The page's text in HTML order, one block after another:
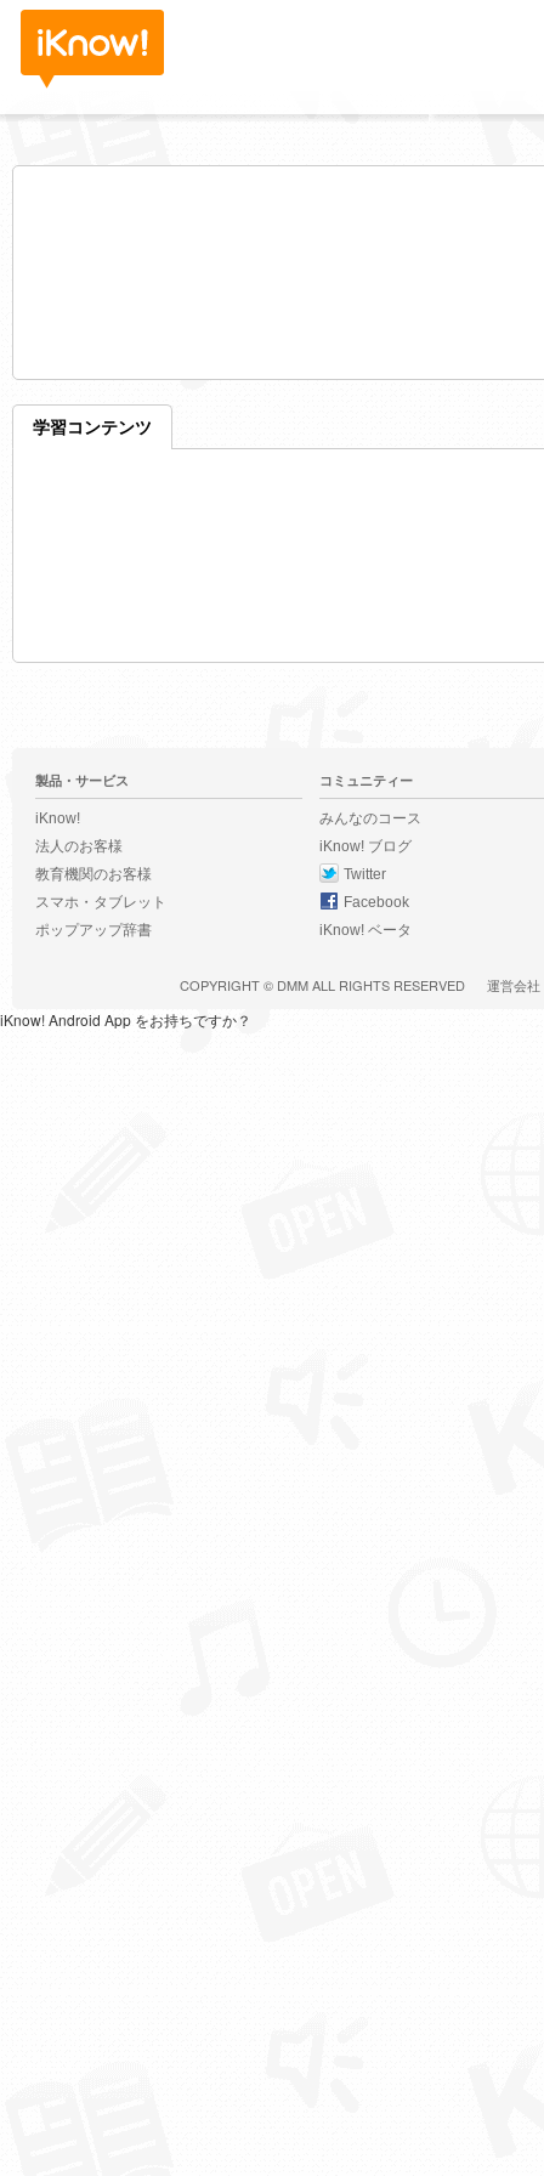
学習コンテンツ
製品・サービス
iKnow!
法人のお客様
教育機関のお客様
スマホ・タブレット
ポップアップ辞書
コミュニティー
みんなのコース
iKnow! ブログ
Twitter
Facebook
iKnow! ベータ
COPYRIGHT © DMMALL RIGHTS RESERVED 運営会社
iKnow! Android App をお持ちですか？